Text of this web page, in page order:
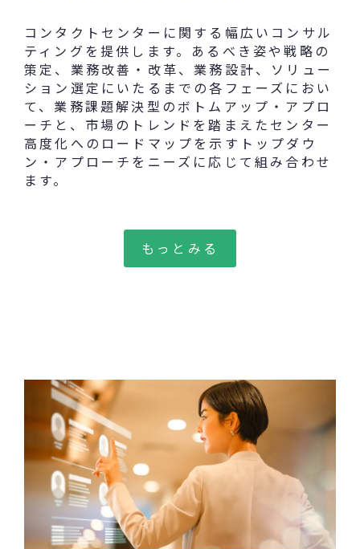
コンタクトセンターに関する幅広いコンサル
ティングを提供します。あるべき姿や戦略の
策定、業務改善・改革、業務設計、ソリュー
ション選定にいたるまでの各フェーズにおい
て、業務課題解決型のボトムアップ・アプロ
ーチと、市場のトレンドを踏まえたセンター
高度化へのロードマップを示すトップダウ
ン・アプローチをニーズに応じて組み合わせ
ます。
もっとみる